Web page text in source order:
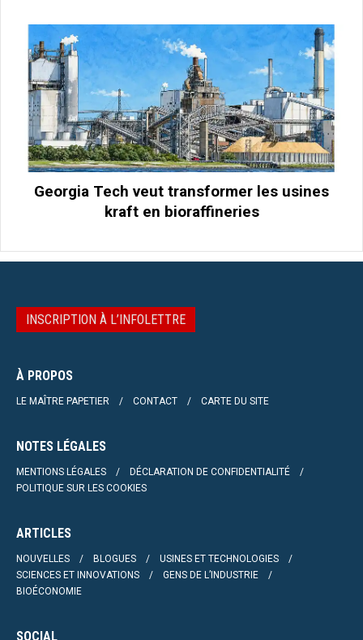
Georgia Tech veut transformer les usines
kraft en bioraffineries
INSCRIPTION À L’INFOLETTRE
À PROPOS
LE MAÎTRE PAPETIER CONTACT CARTE DU SITE
NOTES LÉGALES
MENTIONS LÉGALES
DÉCLARATION DE CONFIDENTIALITÉ
POLITIQUE SUR LES COOKIES
ARTICLES
NOUVELLES BLOGUES
USINES ET TECHNOLOGIES
SCIENCES ET INNOVATIONS
GENS DE L’INDUSTRIE
BIOÉCONOMIE
SOCIAL